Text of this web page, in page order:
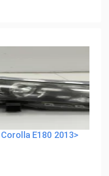
E180 2013>